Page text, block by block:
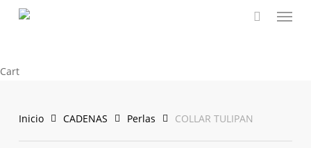
Menu
CartClose
Inicio CADENAS Perlas COLLAR TULIPAN